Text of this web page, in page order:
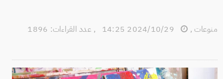
منوعات ,
, عدد القراءات: 1896